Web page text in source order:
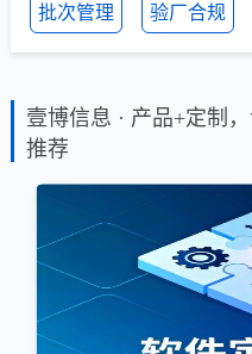
批次管理 验厂合规
壹博信息 · 产品+定制
推荐